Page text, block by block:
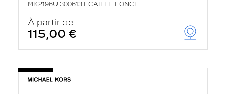
MK2196U 300613 ECAILLE FONCE
À partir de
115,00 €